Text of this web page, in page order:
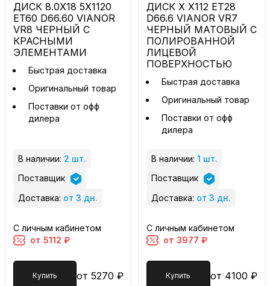
ДИСК 8.0X18 5X1120
ET60 D66.60 VIANOR
VR8 ЧЕРНЫЙ С
КРАСНЫМИ
ЭЛЕМЕНТАМИ
Быстрая доставка
Оригинальный товар
Поставки от офф
дилера
В наличии: 2 шт.
Поставщик
Доставка: от 3 дн.
С личным кабинетом
от 5112 ₽
Купить от 5270 ₽
ДИСК X X112 ET28
D66.6 VIANOR VR7
ЧЕРНЫЙ МАТОВЫЙ С
ПОЛИРОВАННОЙ
ЛИЦЕВОЙ
ПОВЕРХНОСТЬЮ
Быстрая доставка
Оригинальный товар
Поставки от офф
дилера
В наличии: 1 шт.
Поставщик
Доставка: от 3 дн.
С личным кабинетом
от 3977 ₽
Купить от 4100 ₽